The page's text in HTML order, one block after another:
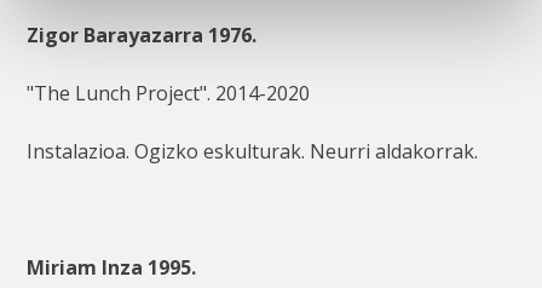
Zigor Barayazarra 1976.
"The Lunch Project". 2014-2020
Instalazioa. Ogizko eskulturak. Neurri aldakorrak.
Miriam Inza 1995.